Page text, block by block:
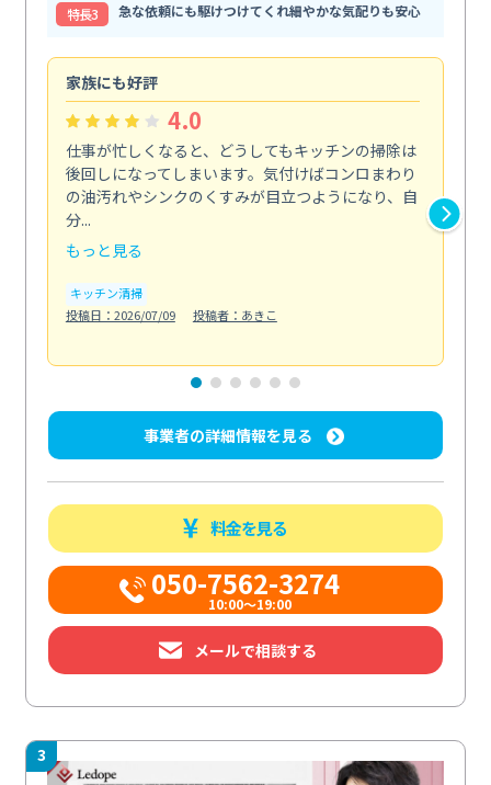
特⻑3
急な依頼にも駆けつけてくれ細やかな気配りも安心
家族にも好評
4.0
仕事が忙しくなると、どうしてもキッチンの掃除は
後回しになってしまいます。気付けばコンロまわり
の油汚れやシンクのくすみが目立つようになり、自
分...
もっと見る
キッチン清掃
投稿日：2026/07/09
投稿者：あきこ
事業者の詳細情報を見る
料金を見る
050-7562-3274
10:00〜19:00
メールで相談する
3